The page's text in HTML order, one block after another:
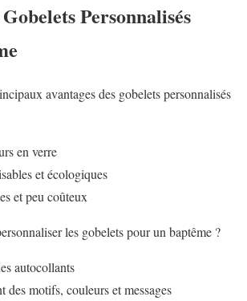
Personnalisés
avantages des gobelets personnalisés
en verre
et écologiques
et peu coûteux
les gobelets pour un baptême ?
autocollants
des motifs, couleurs et messages